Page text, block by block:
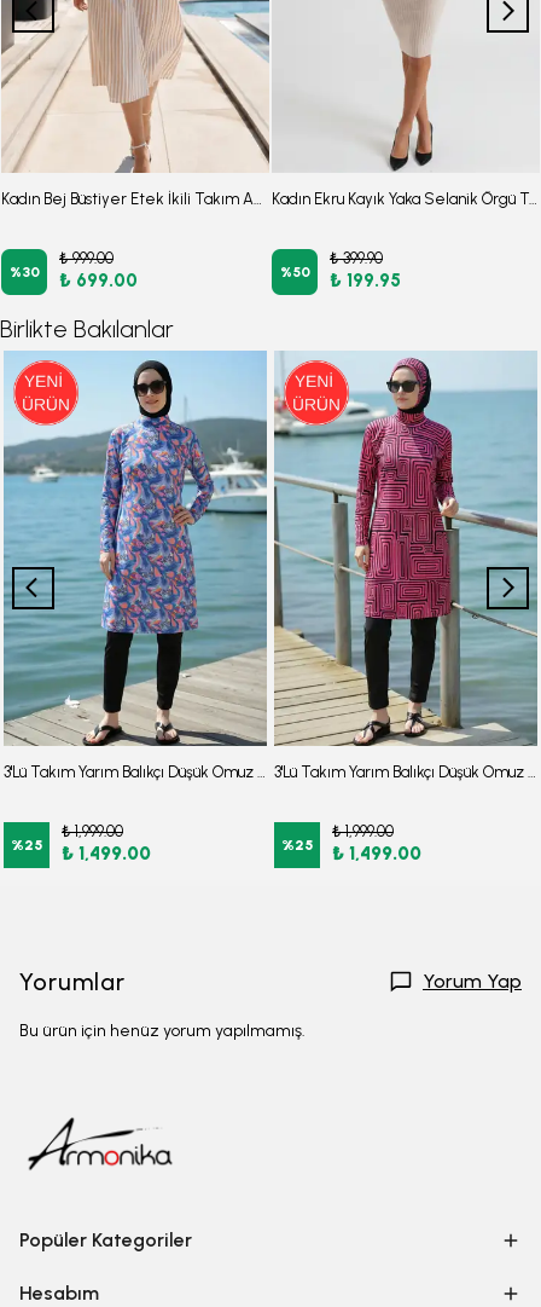
%30
₺ 999.00
₺ 699.00 %50
₺ 399.90
₺ 199.95
Birlikte Bakılanlar
%25
₺ 1,999.00
₺ 1,499.00 %25
₺ 1,999.00
₺ 1,499.00
Yorumlar Yorum Yap
Bu ürün için henüz yorum yapılmamış.
Popüler Kategoriler
Hesabım